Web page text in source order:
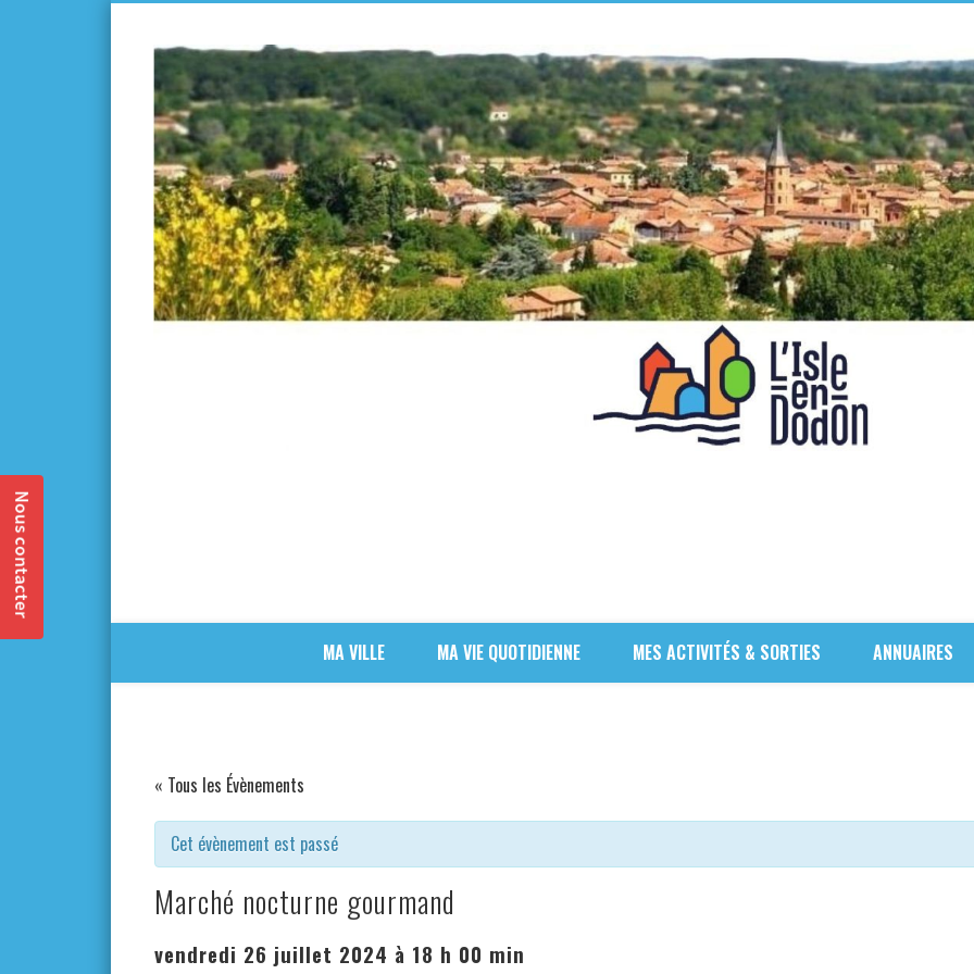
MA VILLE MA VIE QUOTIDIENNE MES ACTIVITÉS & SORTIES ANNUAIRES
« Tous les Évènements
Cet évènement est passé
Marché nocturne gourmand
vendredi 26 juillet 2024 à 18 h 00 min